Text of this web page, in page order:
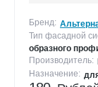
Бренд:
Тип фасадной
образного
Производитель:
Назначение: